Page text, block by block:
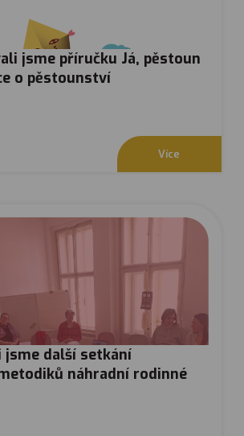
jsme příručku Já, pěstoun
o pěstounství
Více
jsme další setkání
náhradní rodinné